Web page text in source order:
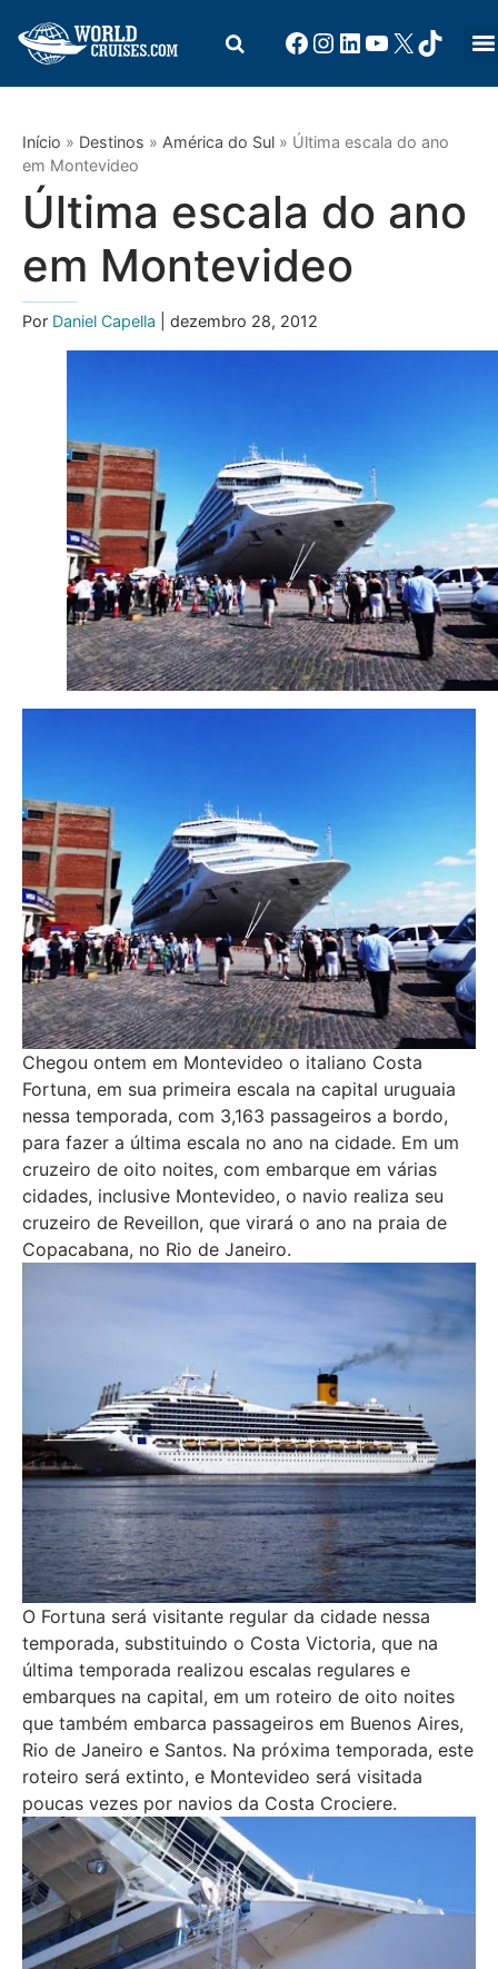
Início » Destinos » América do Sul » Última escala do ano
em Montevideo
Última escala do ano
em Montevideo
Por Daniel Capella | dezembro 28, 2012
Chegou ontem em Montevideo o italiano Costa
Fortuna, em sua primeira escala na capital uruguaia
nessa temporada, com 3,163 passageiros a bordo,
para fazer a última escala no ano na cidade. Em um
cruzeiro de oito noites, com embarque em várias
cidades, inclusive Montevideo, o navio realiza seu
cruzeiro de Reveillon, que virará o ano na praia de
Copacabana, no Rio de Janeiro.
O Fortuna será visitante regular da cidade nessa
temporada, substituindo o Costa Victoria, que na
última temporada realizou escalas regulares e
embarques na capital, em um roteiro de oito noites
que também embarca passageiros em Buenos Aires,
Rio de Janeiro e Santos. Na próxima temporada, este
roteiro será extinto, e Montevideo será visitada
poucas vezes por navios da Costa Crociere.